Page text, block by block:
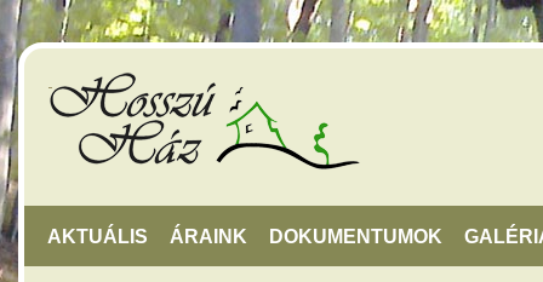
AKTUÁLIS ÁRAINK DOKUMENTUMOK